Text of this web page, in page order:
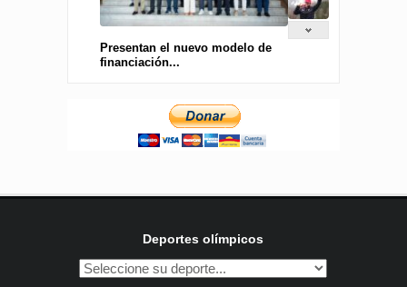
Presentan el nuevo modelo de
financiación...
Deportes olímpicos